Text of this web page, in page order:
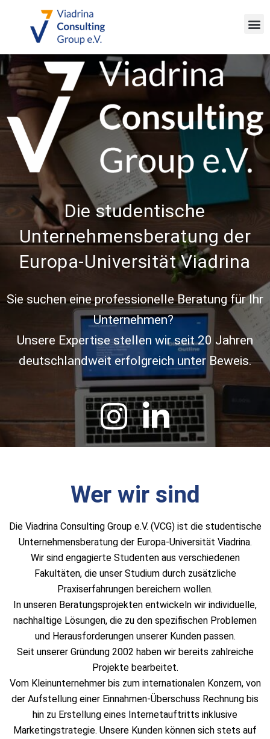
Die studentische
Unternehmensberatung der
Europa-Universität Viadrina
Sie suchen eine professionelle Beratung für Ihr
Unternehmen?
Unsere Expertise stellen wir seit 20 Jahren
deutschlandweit erfolgreich unter Beweis.
Wer wir sind
Die Viadrina Consulting Group e.V. (VCG) ist die studentische
Unternehmensberatung der Europa-Universität Viadrina.
Wir sind engagierte Studenten aus verschiedenen
Fakultäten, die unser Studium durch zusätzliche
Praxiserfahrungen bereichern wollen.
In unseren Beratungsprojekten entwickeln wir individuelle,
nachhaltige Lösungen, die zu den spezifischen Problemen
und Herausforderungen unserer Kunden passen.
Seit unserer Gründung 2002 haben wir bereits zahlreiche
Projekte bearbeitet.
Vom Kleinunternehmer bis zum internationalen Konzern, von
der Aufstellung einer Einnahmen-Überschuss Rechnung bis
hin zu Erstellung eines Internetauftritts inklusive
Marketingstrategie. Unsere Kunden können sich stets auf